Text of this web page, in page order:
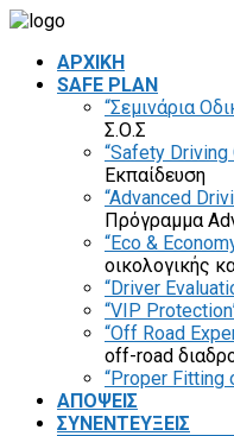
ΑΡΧΙΚΗ
SAFE PLAN
“Σεμινάρια
Σ.Ο.Σ
“Safety Driving
Εκπαίδευση
“Advanced
Πρόγραμμα
“Eco &
οικολογικής
“Driver
“VIP
“Off Road
off-road
“Proper Fitting
ΑΠΟΨΕΙΣ
ΣΥΝΕΝΤΕΥΞΕΙΣ